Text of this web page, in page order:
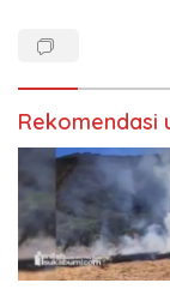
Rekomendasi